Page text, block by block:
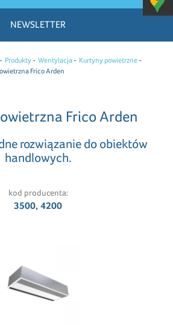
NEWSLETTER
Produkty Wentylacja
Kurtyny powietrzne
Frico Arden
Frico Arden
rozwiązanie do obiektów
handlowych.
kod producenta:
3500, 4200